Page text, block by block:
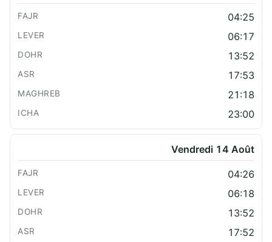
04:25
06:17
13:52
17:53
21:18
23:00
Vendredi 14 Août
04:26
06:18
13:52
17:52